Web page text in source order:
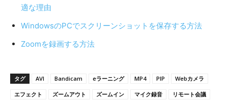
適な理由
WindowsのPCでスクリーンショットを保存する方法
Zoomを録画する方法
タグ AVI Bandicam eラーニング MP4 PIP Webカメラ
エフェクト ズームアウト ズームイン マイク録音 リモート会議